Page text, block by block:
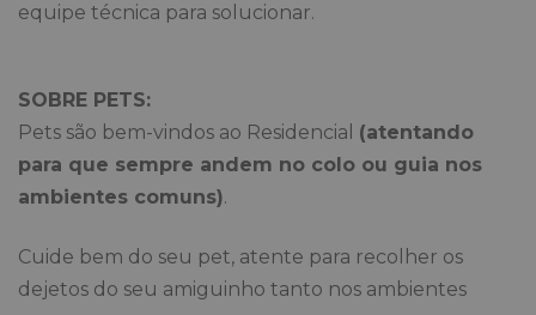
equipe técnica para solucionar.
SOBRE PETS:
Pets são bem-vindos ao Residencial (atentando
para que sempre andem no colo ou guia nos
ambientes comuns).
Cuide bem do seu pet, atente para recolher os
dejetos do seu amiguinho tanto nos ambientes